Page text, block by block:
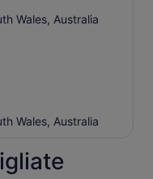
Wales, Australia
Wales, Australia